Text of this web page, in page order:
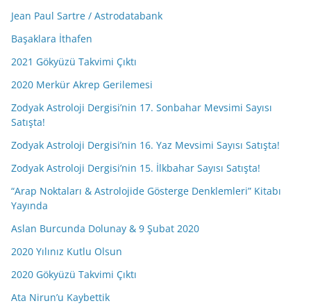
Jean Paul Sartre / Astrodatabank
Başaklara İthafen
2021 Gökyüzü Takvimi Çıktı
2020 Merkür Akrep Gerilemesi
Zodyak Astroloji Dergisi’nin 17. Sonbahar Mevsimi Sayısı
Satışta!
Zodyak Astroloji Dergisi’nin 16. Yaz Mevsimi Sayısı Satışta!
Zodyak Astroloji Dergisi’nin 15. İlkbahar Sayısı Satışta!
“Arap Noktaları & Astrolojide Gösterge Denklemleri” Kitabı
Yayında
Aslan Burcunda Dolunay & 9 Şubat 2020
2020 Yılınız Kutlu Olsun
2020 Gökyüzü Takvimi Çıktı
Ata Nirun’u Kaybettik